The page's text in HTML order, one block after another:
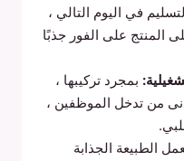
في اليوم التالي ،
المنتج على الفور جذبًا
بمجرد تركيبها ،
من تدخل الموظفين ،
الطبيعة الجذابة